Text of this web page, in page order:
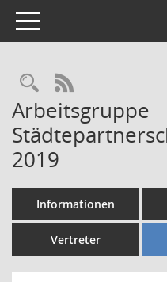
Toggle navigation
RSS-Feed
Arbeitsgruppe
2019
Informationen
Vertreter